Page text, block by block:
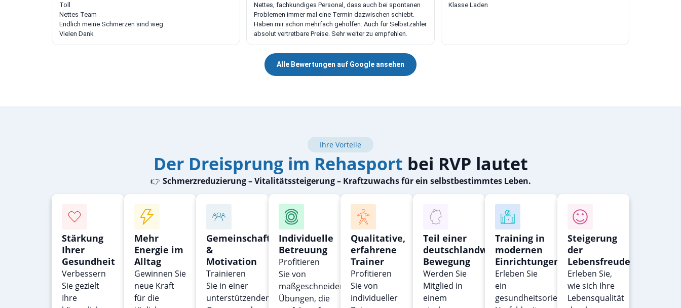
Toll
Nettes Team
Endlich meine Schmerzen sind weg
Vielen Dank
Nettes, fachkundiges Personal, dass auch bei spontanen
Problemen immer mal eine Termin dazwischen schiebt.
Haben mir schon mehrfach geholfen. Auch für Selbstzahler
absolut vertretbare Preise. Sehr weiter zu empfehlen.
Klasse Laden
Alle Bewertungen auf Google ansehen
Ihre Vorteile
Der Dreisprung im Rehasport bei RVP lautet
👉 Schmerzreduzierung – Vitalitätssteigerung – Kraftzuwachs für ein selbstbestimmtes Leben.
Stärkung
Ihrer
Gesundheit
Verbessern
Sie gezielt
Ihre
Mehr
Energie im
Alltag
Gewinnen Sie
neue Kraft
für die
Gemeinschaft
&
Motivation
Trainieren
Sie in einer
unterstützenden
Individuelle
Betreuung
Profitieren
Sie von
maßgeschneiderten
Übungen, die
Qualitative,
erfahrene
Trainer
Profitieren
Sie von
individueller
Teil einer
deutschlandweiten
Bewegung
Werden Sie
Mitglied in
einem
Training in
modernen
Einrichtungen
Erleben Sie
ein
gesundheitsorientiertes
Steigerung
der
Lebensfreude
Erleben Sie,
wie sich Ihre
Lebensqualität